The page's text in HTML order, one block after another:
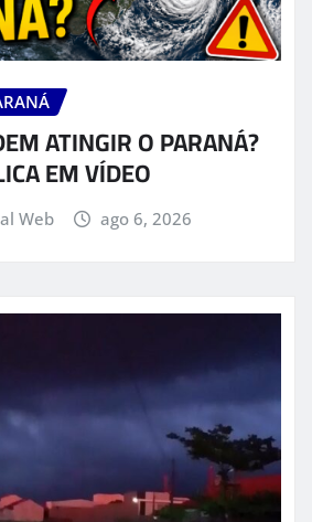
ATINGIR O PARANÁ?
EM VÍDEO
Web ago 6, 2026